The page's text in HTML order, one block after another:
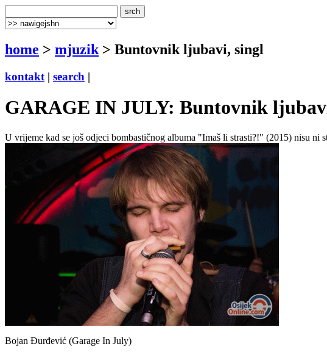
home > mjuzik > Buntovnik ljubavi, singl
kontakt | search |
GARAGE IN JULY: Buntovnik
U vrijeme kad se još odjeci bombastičnog albuma "Imaš li strasti?!" (2015) nisu
Bojan Đurđević (Garage In July)